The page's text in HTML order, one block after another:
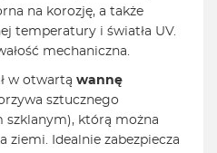
na korozję, a także
temperatury i światła UV.
mechaniczna.
w otwartą wannę
sztucznego
szklanym), którą można
ziemi. Idealnie zabezpiecza